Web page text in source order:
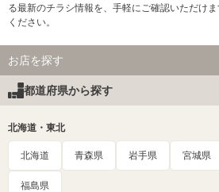
る最新のチラシ情報を、手軽にご確認いただけ
ください。
お店を探す
都道府県から探す
北海道・東北
北海道 青森県 岩手県 宮城県
福島県